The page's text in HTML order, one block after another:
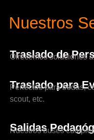
Nuestros
Traslado de
Ofrecemos soluciones
Traslado para
Perfectos para bodas,
scout, etc.
Salidas
Nuestros buses